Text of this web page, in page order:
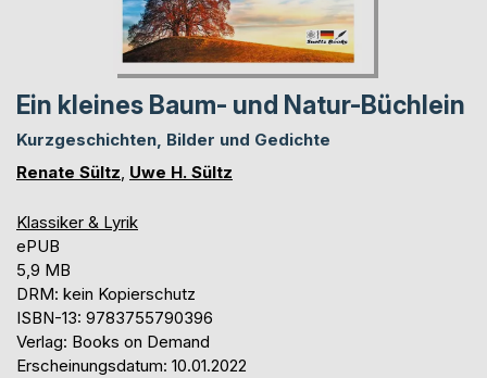
Ein kleines Baum- und Natur-Büchlein
Kurzgeschichten, Bilder und Gedichte
Renate Sültz, Uwe H. Sültz
Klassiker & Lyrik
ePUB
5,9 MB
DRM: kein Kopierschutz
ISBN-13: 9783755790396
Verlag: Books on Demand
Erscheinungsdatum: 10.01.2022